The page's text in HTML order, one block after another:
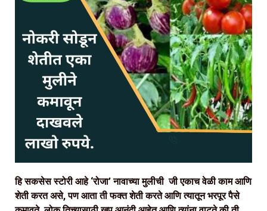
हि सकसेस स्टोरी आहे ‘रोजा’ नावाच्या मुलीची जी एकाच वेळी काम आणि
शेती करत असे, पण आता ती फक्त शेती करते आणि त्यातून भरपूर पैसे